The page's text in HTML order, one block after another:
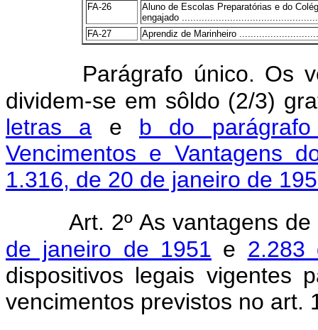
FA-26
Aluno de Escolas Preparatórias e do
engajado
FA-27
Aprendiz de Marinheiro
Parágrafo único. Os
dividem-se em sôldo (2/3)
letras a e b do
Vencimentos e Vantagens
1.316, de 20 de janeiro de
Art. 2º As vantagens
de janeiro de 1951 e 2.283
dispositivos legais vigentes
vencimentos previstos no art.